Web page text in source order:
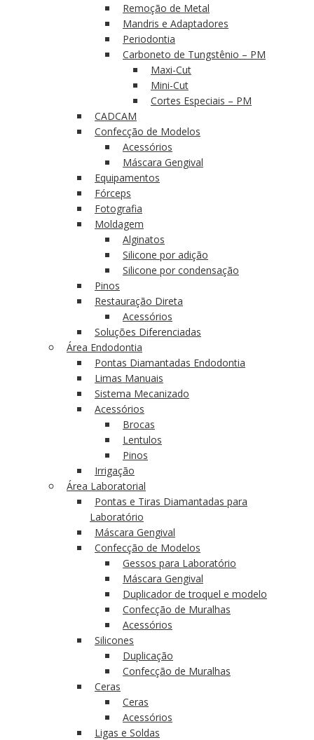
Remoção de Metal
Mandris e Adaptadores
Periodontia
Carboneto de Tungstênio – PM
Maxi-Cut
Mini-Cut
Cortes Especiais – PM
CADCAM
Confecção de Modelos
Acessórios
Máscara Gengival
Equipamentos
Fórceps
Fotografia
Moldagem
Alginatos
Silicone por adição
Silicone por condensação
Pinos
Restauração Direta
Acessórios
Soluções Diferenciadas
Área Endodontia
Pontas Diamantadas Endodontia
Limas Manuais
Sistema Mecanizado
Acessórios
Brocas
Lentulos
Pinos
Irrigação
Área Laboratorial
Pontas e Tiras Diamantadas para
Laboratório
Máscara Gengival
Confecção de Modelos
Gessos para Laboratório
Máscara Gengival
Duplicador de troquel e modelo
Confecção de Muralhas
Acessórios
Silicones
Duplicação
Confecção de Muralhas
Ceras
Ceras
Acessórios
Ligas e Soldas